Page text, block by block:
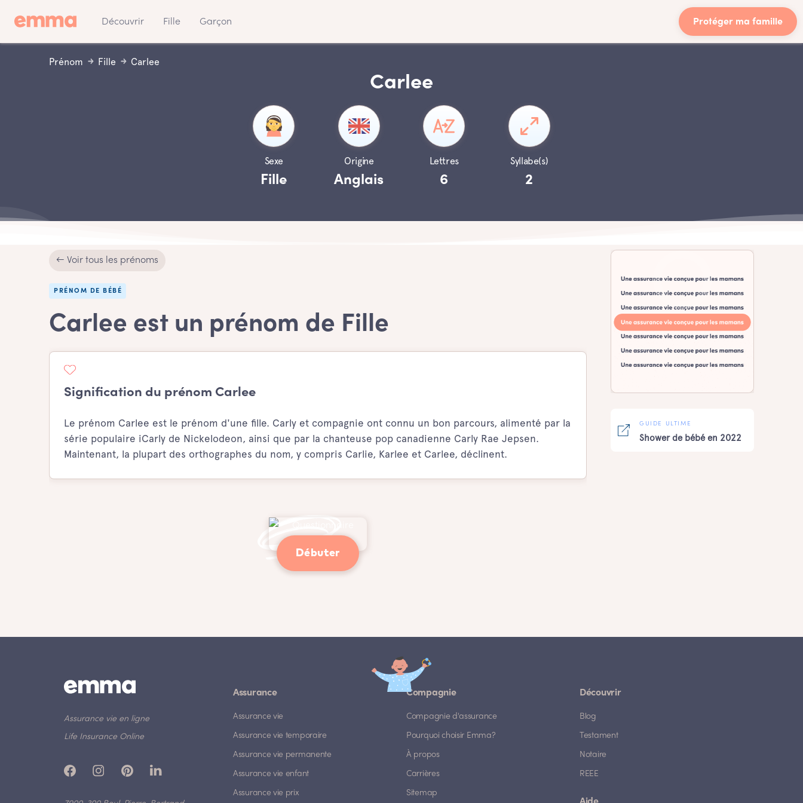
Découvrir Fille Garçon Protéger ma famille
Prénom Fille Carlee
Carlee
Sexe
Fille
Origine
Anglais
Lettres
6
Syllabe(s)
2
← Voir tous les prénoms
PRÉNOM DE BÉBÉ
Carlee est un prénom de Fille
Signification du prénom Carlee
Le prénom Carlee est le prénom d'une fille. Carly et compagnie ont connu un bon parcours, alimenté par la
série populaire iCarly de Nickelodeon, ainsi que par la chanteuse pop canadienne Carly Rae Jepsen.
Maintenant, la plupart des orthographes du nom, y compris Carlie, Karlee et Carlee, déclinent.
Débuter
GUIDE ULTIME
Shower de bébé en 2022
Assurance vie en ligne
Life Insurance Online
Assurance
Assurance vie
Assurance vie temporaire
Assurance vie permanente
Assurance vie enfant
Assurance vie prix
Compagnie
Compagnie d'assurance
Pourquoi choisir Emma?
À propos
Carrières
Sitemap
Découvrir
Blog
Testament
Notaire
REEE